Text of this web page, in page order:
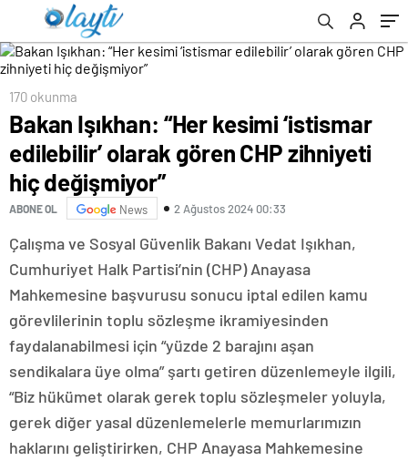
değişmiyor”
170 okunma
Bakan Işıkhan: “Her kesimi ‘istismar
edilebilir’ olarak gören CHP zihniyeti
hiç değişmiyor”
ABONE OL News 2 Ağustos 2024 00:33
Çalışma ve Sosyal Güvenlik Bakanı Vedat Işıkhan,
Cumhuriyet Halk Partisi’nin (CHP) Anayasa
Mahkemesine başvurusu sonucu iptal edilen kamu
görevlilerinin toplu sözleşme ikramiyesinden
faydalanabilmesi için “yüzde 2 barajını aşan
sendikalara üye olma” şartı getiren düzenlemeyle ilgili,
“Biz hükümet olarak gerek toplu sözleşmeler yoluyla,
gerek diğer yasal düzenlemelerle memurlarımızın
haklarını geliştirirken, CHP Anayasa Mahkemesine
çalışanlarıyla buluştu